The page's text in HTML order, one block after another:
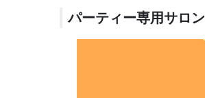
パーティー専用サロン